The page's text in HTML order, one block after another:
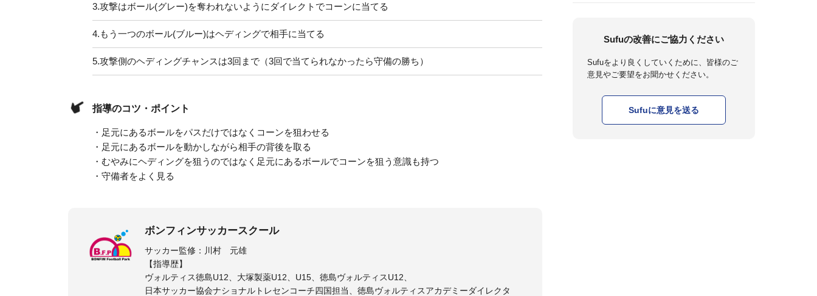
3.攻撃はボール(グレー)を奪われないようにダイレクトでコーンに当てる
4. もう一つのボール(ブルー)はヘディングで相手に当てる
5.攻撃側のヘディングチャンスは3回まで（3回で当てられなかったら守備の勝ち）
指導のコツ・ポイント
・足元にあるボールをパスだけではなくコーンを狙わせる
・足元にあるボールを動かしながら相手の背後を取る
・むやみにヘディングを狙うのではなく足元にあるボールでコーンを狙う意識も持つ
・守備者をよく見る
ボンフィンサッカースクール
サッカー監修：川村 元雄
【指導歴】
ヴォルティス徳島U12、大塚製薬U12、U15、徳島ヴォルティスU12、
日本サッカー協会ナショナルトレセンコーチ四国担当、徳島ヴォルティスアカデミーダイレクタ
Sufuの改善にご協力ください
Sufuをより良くしていくために、皆様のご
意見やご要望をお聞かせください。
Sufuに意見を送る